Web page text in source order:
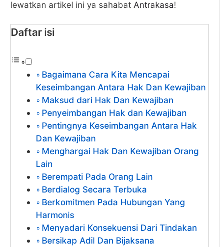
lewatkan artikel ini ya sahabat Antrakasa!
Daftar isi
Bagaimana Cara Kita Mencapai
Keseimbangan Antara Hak Dan Kewajiban
Maksud dari Hak Dan Kewajiban
Penyeimbangan Hak dan Kewajiban
Pentingnya Keseimbangan Antara Hak
Dan Kewajiban
Menghargai Hak Dan Kewajiban Orang
Lain
Berempati Pada Orang Lain
Berdialog Secara Terbuka
Berkomitmen Pada Hubungan Yang
Harmonis
Menyadari Konsekuensi Dari Tindakan
Bersikap Adil Dan Bijaksana